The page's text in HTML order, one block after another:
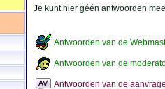
Je kunt hier géén antwoorden
Antwoorden van de
Antwoorden van de
Antwoorden van de